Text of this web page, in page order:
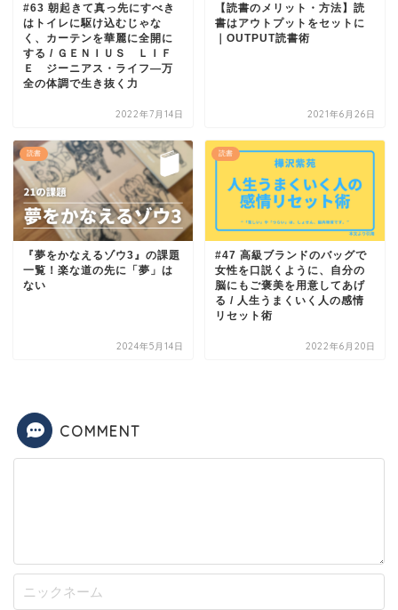
#63 朝起きて真っ先にすべき
はトイレに駆け込むじゃな
く、カーテンを華麗に全開に
する / ＧＥＮＩＵＳ ＬＩＦ
Ｅ ジーニアス・ライフ―万
全の体調で生き抜く力
2022年7月14日
【読書のメリット・方法】読
書はアウトプットをセットに
｜OUTPUT読書術
2021年6月26日
読書
『夢をかなえるゾウ3』の課題
一覧！楽な道の先に「夢」は
ない
2024年5月14日
読書
#47 高級ブランドのバッグで
女性を口説くように、自分の
脳にもご褒美を用意してあげ
る / 人生うまくいく人の感情
リセット術
2022年6月20日
COMMENT